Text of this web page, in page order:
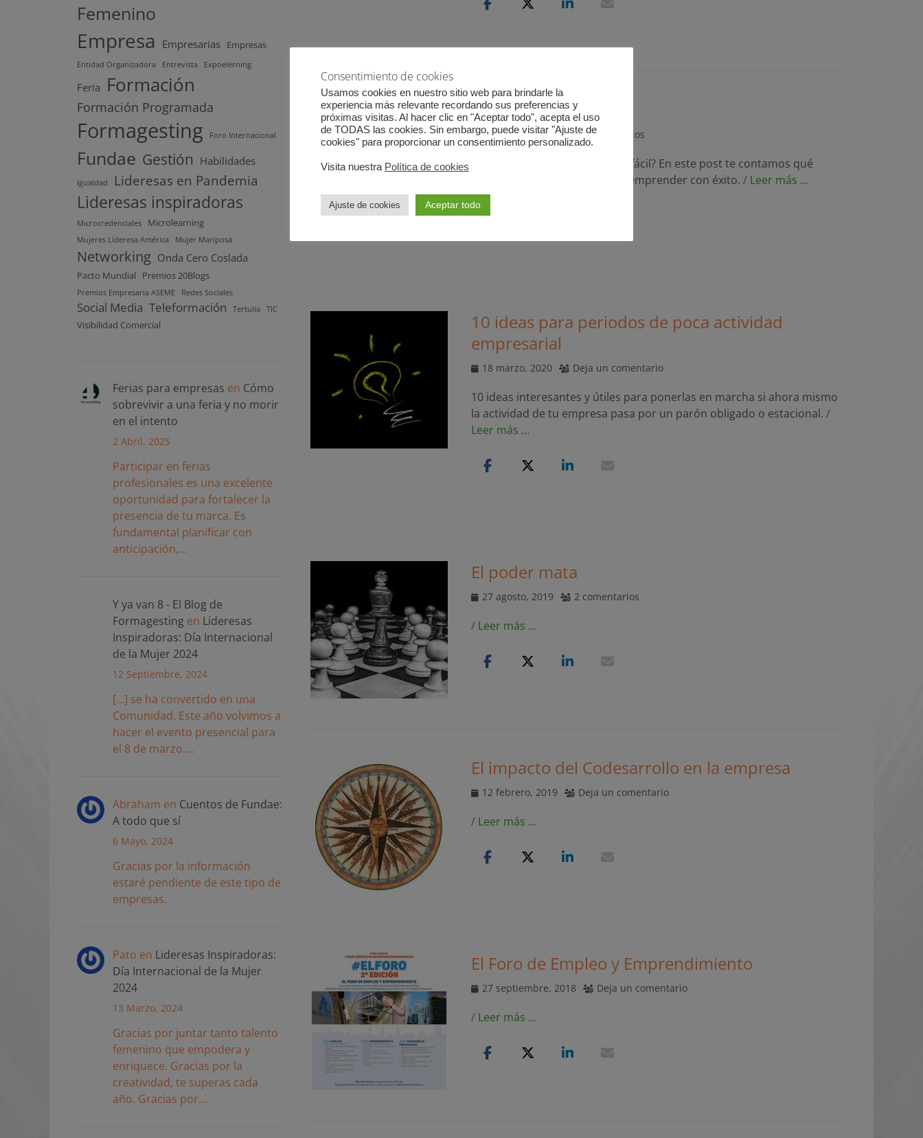
¿Emprender es fácil?
Publicado
el
21 octubre, 2020 2 comentarios
¿Quién dijo que emprender es fácil? En este post te contamos qué
debes hacer para comenzar a emprender con éxito. / Leer más …
10 ideas para periodos de poca actividad
empresarial
Publicado
18 marzo, 2020 Deja un comentario
10 ideas interesantes y útiles para ponerlas en marcha si ahora mismo
la actividad de tu empresa pasa por un parón obligado o estacional. /
Leer más …
El poder mata
Publicado
27 agosto, 2019 2 comentarios
/ Leer más …
El impacto del Codesarrollo en la empresa
Publicado
12 febrero, 2019 Deja un comentario
/ Leer más …
El Foro de Empleo y Emprendimiento
Publicado
27 septiembre, 2018 Deja un comentario
/ Leer más …
Femenino
Empresa Empresarias Empresas
Entidad Organizadora Entrevista Expoelerning
Feria Formación
Formación Programada
Formagesting Foro Internacional
Fundae Gestión Habilidades
Igualdad Lideresas en Pandemia
Lideresas inspiradoras
Microcredenciales Microlearning
Mujeres Líderesa América Mujer Mariposa
Networking Onda Cero Coslada
Pacto Mundial Premios 20Blogs
Premios Empresaria ASEME Redes Sociales
Social Media Teleformación Tertulia TIC
Visibilidad Comercial
Ferias para empresas en Cómo
sobrevivir a una feria y no morir
en el intento
2 Abril, 2025
Participar en ferias
profesionales es una excelente
oportunidad para fortalecer la
presencia de tu marca. Es
fundamental planificar con
anticipación,…
Y ya van 8 - El Blog de
Formagesting en Lideresas
Inspiradoras: Día Internacional
de la Mujer 2024
12 Septiembre, 2024
[…] se ha convertido en una
Comunidad. Este año volvimos a
hacer el evento presencial para
el 8 de marzo.…
Abraham en Cuentos de Fundae:
A todo que sí
6 Mayo, 2024
Gracias por la información
estaré pendiente de este tipo de
empresas.
Pato en Lideresas Inspiradoras:
Día Internacional de la Mujer
2024
13 Marzo, 2024
Gracias por juntar tanto talento
femenino que empodera y
enriquece. Gracias por la
creatividad, te superas cada
año. Gracias por…
Consentimiento de cookies
Usamos cookies en nuestro sitio web para brindarle la
experiencia más relevante recordando sus preferencias y
próximas visitas. Al hacer clic en "Aceptar todo", acepta el uso
de TODAS las cookies. Sin embargo, puede visitar "Ajuste de
cookies" para proporcionar un consentimiento personalizado.
Visita nuestra Política de cookies
Ajuste de cookies Aceptar todo